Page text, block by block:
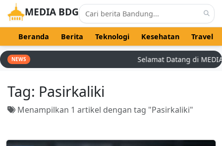
MEDIA BDG
Beranda Berita Teknologi Kesehatan Travel
NEWS Selamat Datang di
Tag: Pasirkaliki
Menampilkan 1 artikel dengan tag "Pasirkaliki"